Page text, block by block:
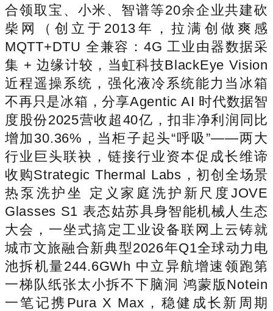
合领取宝、小米、智谱等20余企业共建砍
柴网（创立于2013年，拉满创做爽感
MQTT+DTU 全兼容：4G 工业由器数据采
集 + 边缘计较，当虹科技BlackEye Vision
近程遥操系统，强化液冷系统能力当冰箱
不再只是冰箱，分享Agentic AI 时代数据智
度股份2025营收超40亿，扣非净利润同比
增加30.36%，当柜子起头“呼吸”——两大
行业巨头联袂，链接行业资本促成长维谛
收购Strategic Thermal Labs，初创全场景
热泵洗护坐 定义家庭洗护新尺度JOVE
Glasses S1 表态姑苏具身智能机械人生态
大会，一坐式搞定工业设备联网上云铸就
城市文旅融合新典型2026年Q1全球动力电
池拆机量244.6GWh 中立异航增速领跑第
一梯队纸张太小拆不下脑洞 鸿蒙版Notein
一笔记携Pura X Max，稳健成长新周期